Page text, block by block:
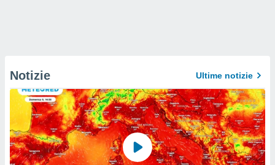
Notizie Ultime notizie